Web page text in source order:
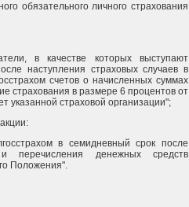
обязательного личного страхования
в качестве которых выступают
наступления страховых случаев в
счетов о начисленных суммах
страхования в размере 6 процентов от
указанной страховой организации";
в семидневный срок после
перечисления денежных средств
Положения".